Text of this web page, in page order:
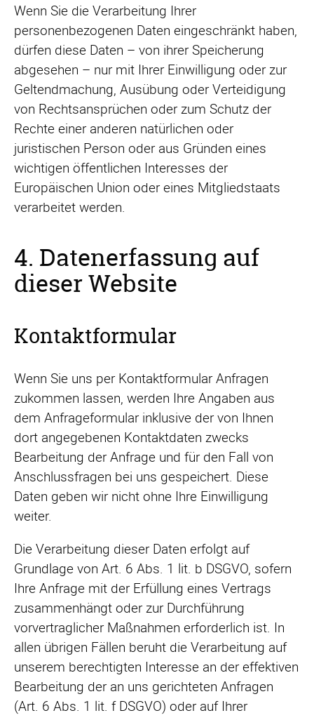
Wenn Sie die Verarbeitung Ihrer
personenbezogenen Daten eingeschränkt haben,
dürfen diese Daten – von ihrer Speicherung
abgesehen – nur mit Ihrer Einwilligung oder zur
Geltendmachung, Ausübung oder Verteidigung
von Rechtsansprüchen oder zum Schutz der
Rechte einer anderen natürlichen oder
juristischen Person oder aus Gründen eines
wichtigen öffentlichen Interesses der
Europäischen Union oder eines Mitgliedstaats
verarbeitet werden.
4. Datenerfassung auf
dieser Website
Kontaktformular
Wenn Sie uns per Kontaktformular Anfragen
zukommen lassen, werden Ihre Angaben aus
dem Anfrageformular inklusive der von Ihnen
dort angegebenen Kontaktdaten zwecks
Bearbeitung der Anfrage und für den Fall von
Anschlussfragen bei uns gespeichert. Diese
Daten geben wir nicht ohne Ihre Einwilligung
weiter.
Die Verarbeitung dieser Daten erfolgt auf
Grundlage von Art. 6 Abs. 1 lit. b DSGVO, sofern
Ihre Anfrage mit der Erfüllung eines Vertrags
zusammenhängt oder zur Durchführung
vorvertraglicher Maßnahmen erforderlich ist. In
allen übrigen Fällen beruht die Verarbeitung auf
unserem berechtigten Interesse an der effektiven
Bearbeitung der an uns gerichteten Anfragen
(Art. 6 Abs. 1 lit. f DSGVO) oder auf Ihrer